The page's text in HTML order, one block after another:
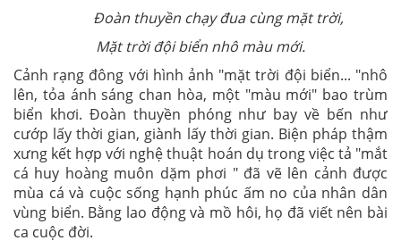
Đoàn thuyền chạy đua cùng mặt trời,
Mặt trời đội biển nhô màu mới.
Cảnh rạng đông với hình ảnh "mặt trời đội biển... "nhô
lên, tỏa ánh sáng chan hòa, một "màu mới" bao trùm
biển khơi. Đoàn thuyền phóng như bay về bến như
cướp lấy thời gian, giành lấy thời gian. Biện pháp thậm
xưng kết hợp với nghệ thuật hoán dụ trong việc tả "mắt
cá huy hoàng muôn dặm phơi " đã vẽ lên cảnh được
mùa cá và cuộc sống hạnh phúc ấm no của nhân dân
vùng biển. Bằng lao động và mồ hôi, họ đã viết nên bài
ca cuộc đời.